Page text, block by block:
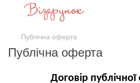
Публічна оферта
Публічна оферта
Договір